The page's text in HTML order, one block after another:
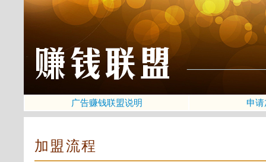
广告赚钱联盟说明 申
加盟流程